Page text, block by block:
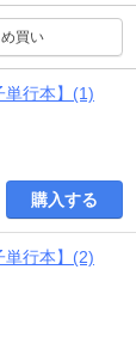
買い
単行本】(1)
購入する
単行本】(2)